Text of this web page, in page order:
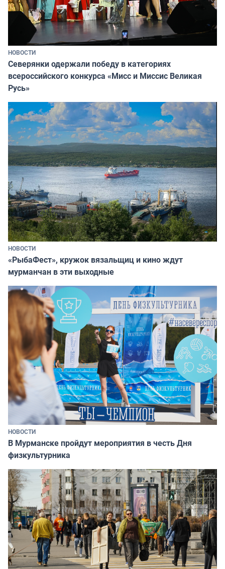
НОВОСТИ
Северянки одержали победу в категориях
всероссийского конкурса «Мисс и Миссис Великая
Русь»
НОВОСТИ
«РыбаФест», кружок вязальщиц и кино ждут
мурманчан в эти выходные
НОВОСТИ
В Мурманске пройдут мероприятия в честь Дня
физкультурника